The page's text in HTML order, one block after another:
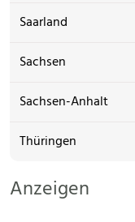
Saarland
Sachsen
Sachsen-Anhalt
Thüringen
Anzeigen